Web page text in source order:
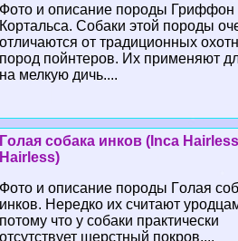
Фото и описание породы Гриффон
Кортальса. Собаки этой породы
отличаются от традиционных
пород пойнтеров. Их применяют
на мелкую дичь....
Гoлая собака инков (Inca
Hairless)
Фото и описание породы Гoлая
инков. Нередко их считают
потому что у собаки пpaктически
отсутствует шерстный покров....